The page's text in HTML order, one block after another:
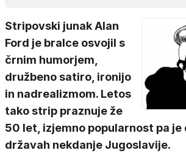
Stripovski junak Alan
Ford je bralce osvojil s
črnim humorjem,
družbeno satiro, ironijo
in nadrealizmom. Letos
tako strip praznuje že
50 let, izjemno popularnost pa je
državah nekdanje Jugoslavije.